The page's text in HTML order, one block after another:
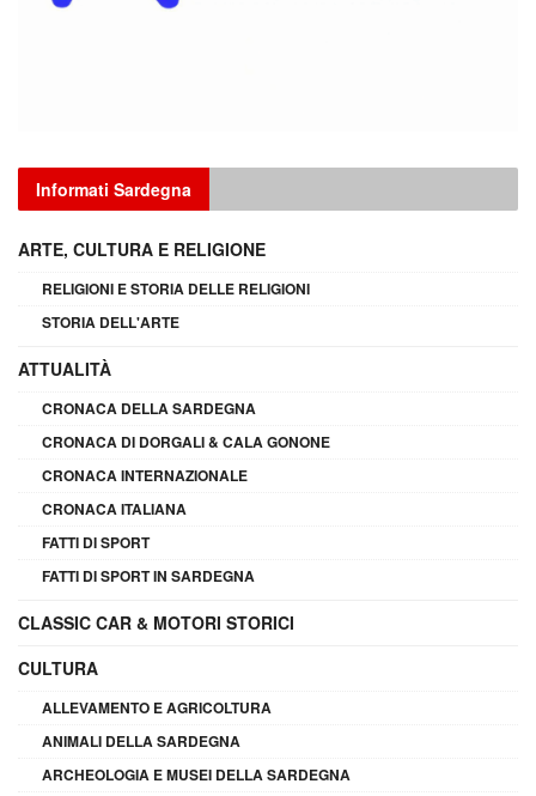
Informati Sardegna
ARTE, CULTURA E RELIGIONE
RELIGIONI E STORIA DELLE RELIGIONI
STORIA DELL'ARTE
ATTUALITÀ
CRONACA DELLA SARDEGNA
CRONACA DI DORGALI & CALA GONONE
CRONACA INTERNAZIONALE
CRONACA ITALIANA
FATTI DI SPORT
FATTI DI SPORT IN SARDEGNA
CLASSIC CAR & MOTORI STORICI
CULTURA
ALLEVAMENTO E AGRICOLTURA
ANIMALI DELLA SARDEGNA
ARCHEOLOGIA E MUSEI DELLA SARDEGNA